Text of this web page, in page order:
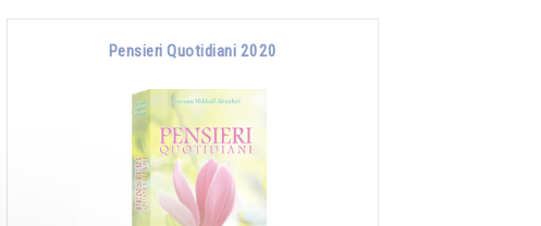
Pensieri Quotidiani 2020